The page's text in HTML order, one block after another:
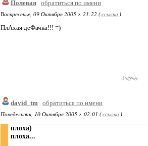
Полевая обратиться по имени
Воскресенье, 09 Октября 2005 г. 21:22 (ссылка )
ПлАхая деФачка!!! =)
david_tm обратиться по имени
Понедельник, 10 Октября 2005 г. 02:01 (ссылка )
плоха)
плоха...